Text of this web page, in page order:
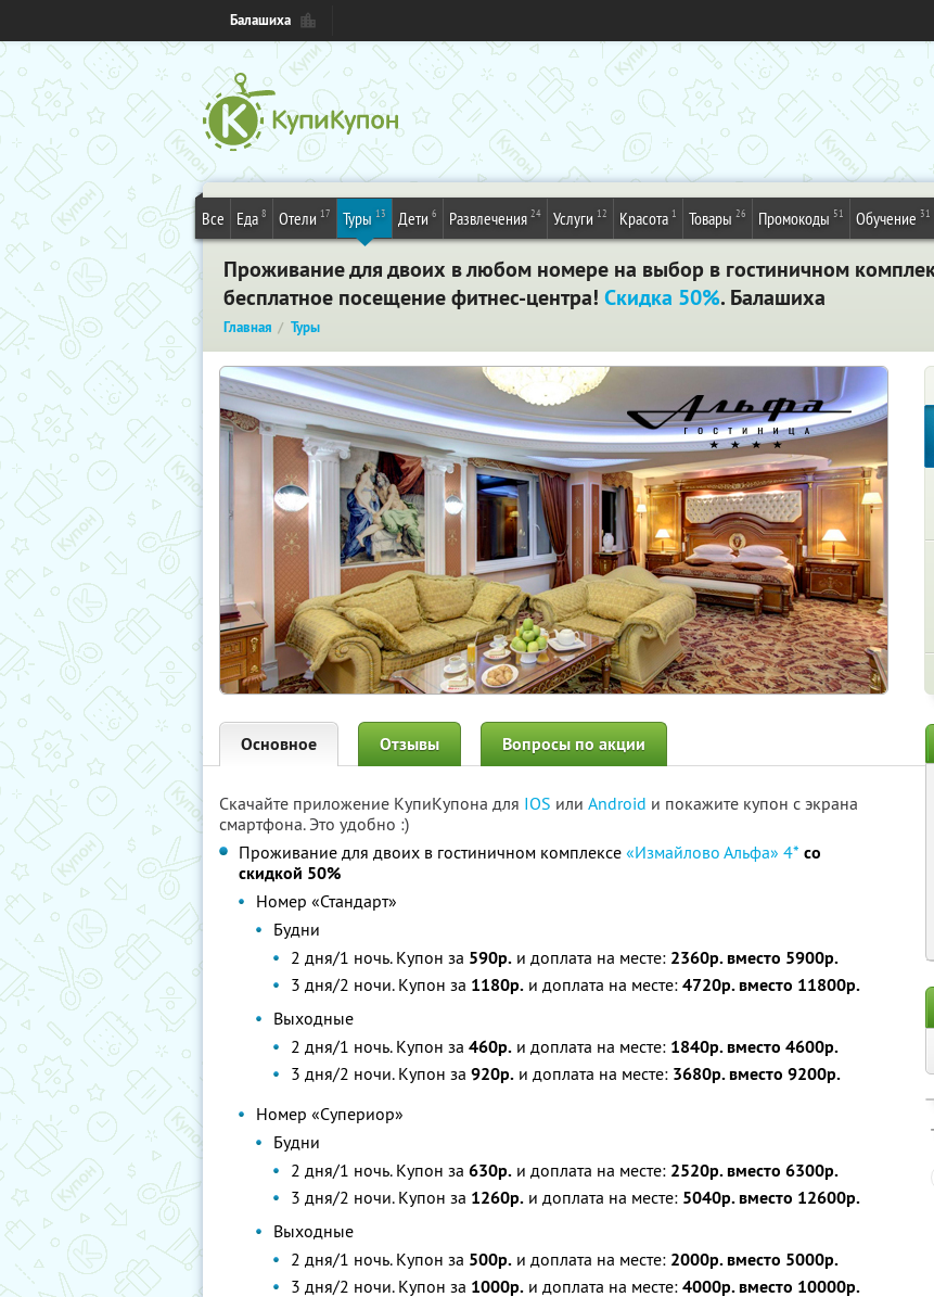
Балашиха
Все Еда 8 Отели 17 Туры 13 Дети 6 Развлечения 24 Услуги 12 Красота 1 Товары 26 Промокоды 51 Обучение 31
Проживание для двоих в любом номере на выбор в гостиничном
бесплатное посещение фитнес-центра! Скидка 50%. Балашиха
Главная Туры
Основное Отзывы Вопросы по акции
Скачайте приложение КупиКупона для IOS или Android и покажите купон с экрана
смартфона. Это удобно :)
Проживание для двоих в гостиничном комплексе «Измайлово Альфа» 4* со
скидкой 50%
Номер «Стандарт»
Будни
2 дня/1 ночь. Купон за 590р. и доплата на месте: 2360р. вместо 5900р.
3 дня/2 ночи. Купон за 1180р. и доплата на месте: 4720р. вместо 11800р.
Выходные
2 дня/1 ночь. Купон за 460р. и доплата на месте: 1840р. вместо 4600р.
3 дня/2 ночи. Купон за 920р. и доплата на месте: 3680р. вместо 9200р.
Номер «Супериор»
Будни
2 дня/1 ночь. Купон за 630р. и доплата на месте: 2520р. вместо 6300р.
3 дня/2 ночи. Купон за 1260р. и доплата на месте: 5040р. вместо 12600р.
Выходные
2 дня/1 ночь. Купон за 500р. и доплата на месте: 2000р. вместо 5000р.
3 дня/2 ночи. Купон за 1000р. и доплата на месте: 4000р. вместо 10000р.